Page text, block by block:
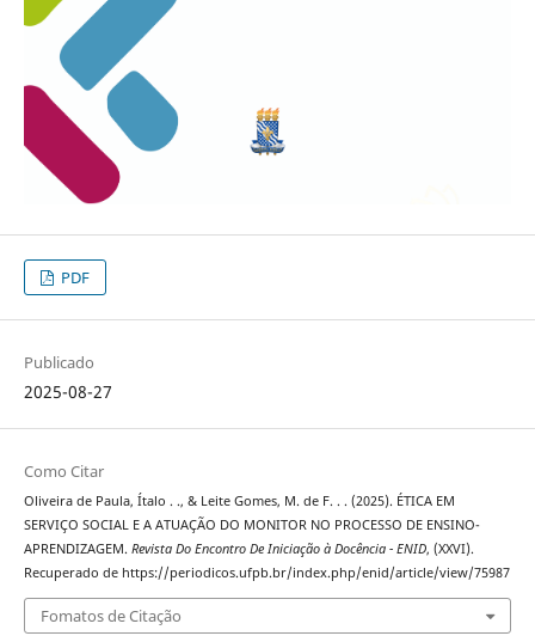
PDF
Publicado
2025-08-27
Como Citar
Oliveira de Paula, Ítalo . ., & Leite Gomes, M. de F. . . (2025). ÉTICA EM
SERVIÇO SOCIAL E A ATUAÇÃO DO MONITOR NO PROCESSO DE ENSINO-
APRENDIZAGEM. Revista Do Encontro De Iniciação à Docência - ENID, (XXVI).
Recuperado de https://periodicos.ufpb.br/index.php/enid/article/view/75987
Fomatos de Citação